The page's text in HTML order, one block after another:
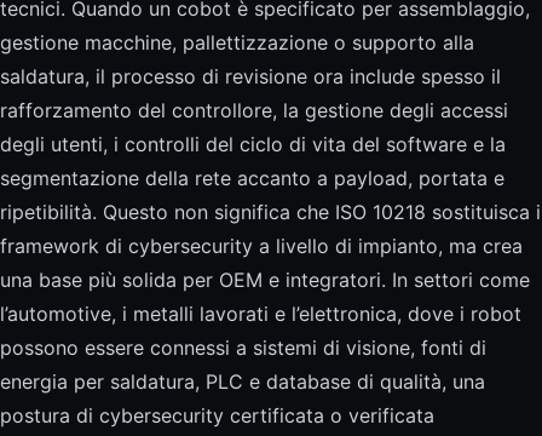
tecnici. Quando un cobot è specificato per assemblaggio,
gestione macchine, pallettizzazione o supporto alla
saldatura, il processo di revisione ora include spesso il
rafforzamento del controllore, la gestione degli accessi
degli utenti, i controlli del ciclo di vita del software e la
segmentazione della rete accanto a payload, portata e
ripetibilità. Questo non significa che ISO 10218 sostituisca i
framework di cybersecurity a livello di impianto, ma crea
una base più solida per OEM e integratori. In settori come
l’automotive, i metalli lavorati e l’elettronica, dove i robot
possono essere connessi a sistemi di visione, fonti di
energia per saldatura, PLC e database di qualità, una
postura di cybersecurity certificata o verificata